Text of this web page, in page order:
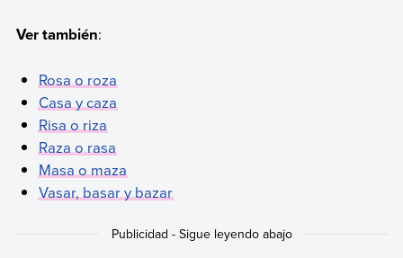
Ver también:
Rosa o roza
Casa y caza
Risa o riza
Raza o rasa
Masa o maza
Vasar, basar y bazar